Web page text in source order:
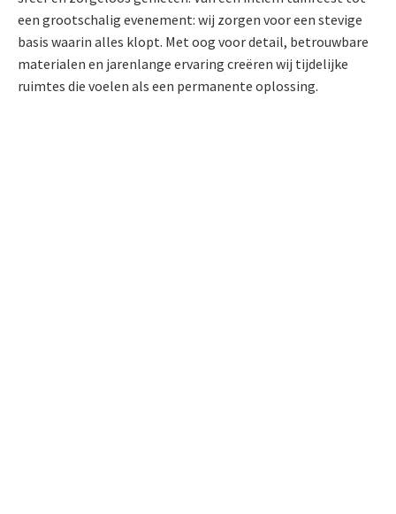
een grootschalig evenement: wij zorgen voor een stevige
basis waarin alles klopt. Met oog voor detail, betrouwbare
materialen en jarenlange ervaring creëren wij tijdelijke
ruimtes die voelen als een permanente oplossing.